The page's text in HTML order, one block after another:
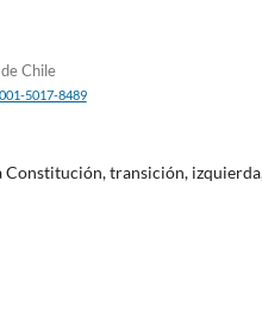
Chile
5017-8489
Constitución, transición,